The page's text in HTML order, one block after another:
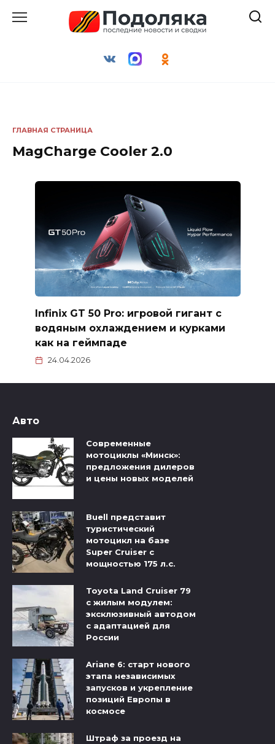
ГЛАВНАЯ СТРАНИЦА
MagCharge Cooler 2.0
Infinix GT 50 Pro: игровой гигант с
водяным охлаждением и курками
как на геймпаде
24.04.2026
Авто
Современные
мотоциклы «Минск»:
предложения дилеров
и цены новых моделей
Buell представит
туристический
мотоцикл на базе
Super Cruiser с
мощностью 175 л.с.
Toyota Land Cruiser 79
с жилым модулем:
эксклюзивный автодом
с адаптацией для
России
Ariane 6: старт нового
этапа независимых
запусков и укрепление
позиций Европы в
космосе
Штраф за проезд на